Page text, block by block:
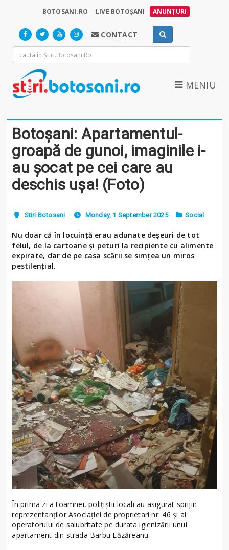
BOTOSANI.RO LIVE BOTOȘANI ANUNȚURI
CONTACT
MENIU
Botoșani: Apartamentul-
groapă de gunoi, imaginile i-
au șocat pe cei care au
deschis ușa! (Foto)
Stiri Botosani Monday, 1 September 2025 Social
Nu doar că în locuință erau adunate deșeuri de tot
felul, de la cartoane și peturi la recipiente cu alimente
expirate, dar de pe casa scării se simțea un miros
pestilențial.
În prima zi a toamnei, polițiștii locali au asigurat sprijin
reprezentanților Asociației de proprietari nr. 46 și ai
operatorului de salubritate pe durata igienizării unui
apartament din strada Barbu Lăzăreanu.